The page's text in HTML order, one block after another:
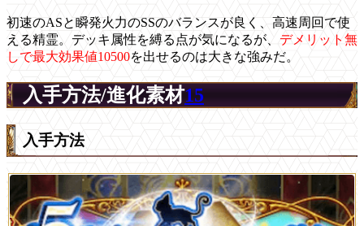
初速のASと瞬発火力のSSのバランスが良く、高速周回で使
える精霊。デッキ属性を縛る点が気になるが、 デメリット無
しで最大効果値10500を出せるのは大きな強みだ。
入手方法/進化素材15
入手方法